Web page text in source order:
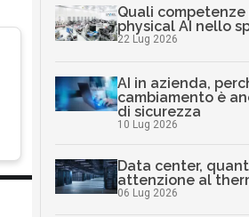
Quali
physical AI nello
22 Lug 2026
AI in azienda,
cambiamento è
di sicurezza
10 Lug 2026
Data center,
attenzione al
06 Lug 2026